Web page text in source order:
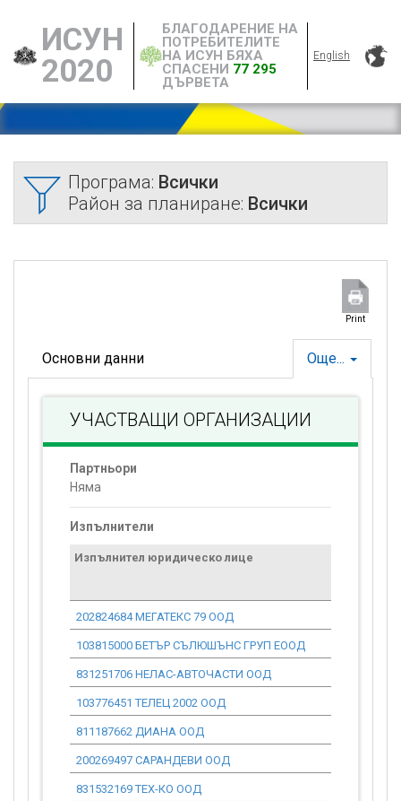
ИСУН
2020
БЛАГОДАРЕНИЕ НА
ПОТРЕБИТЕЛИТЕ
НА ИСУН БЯХА
СПАСЕНИ 77 295
ДЪРВЕТА
English
Програма: Всички
Район за планиране: Всички
Print
Още...
Основни данни
УЧАСТВАЩИ ОРГАНИЗАЦИИ
Партньори
Няма
Изпълнители
Изпълнител юридическо лице
202824684 МЕГАТЕКС 79 ООД
103815000 БЕТЪР СЪЛЮШЪНС ГРУП ЕООД
831251706 НЕЛАС-АВТОЧАСТИ ООД
103776451 ТЕЛЕЦ 2002 ООД
811187662 ДИАНА ООД
200269497 САРАНДЕВИ ООД
831532169 ТЕХ-КО ООД